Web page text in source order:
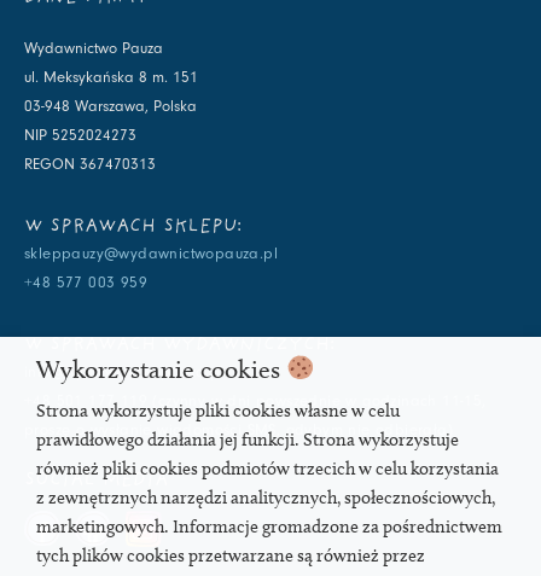
Wydawnictwo Pauza
ul. Meksykańska 8 m. 151
03-948 Warszawa, Polska
NIP 5252024273
REGON 367470313
W SPRAWACH SKLEPU:
skleppauzy@wydawnictwopauza.pl
+48 577 003 959
info@wydawnictwopauza.pl
+48 501 177 119 (czynny w dni powszednie w godzinach 11-15,
proszę o wysłanie wiadomości SMS, gdybym nie odbierała)
SOCIAL MEDIA
Wykorzystanie cookies
Strona wykorzystuje pliki cookies własne w celu
prawidłowego działania jej funkcji. Strona wykorzystuje
również pliki cookies podmiotów trzecich w celu korzystania
z zewnętrznych narzędzi analitycznych, społecznościowych,
marketingowych. Informacje gromadzone za pośrednictwem
tych plików cookies przetwarzane są również przez